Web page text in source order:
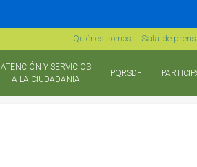
Quiénes somos Sala de
ATENCIÓN Y SERVICIOS
A LA CIUDADANÍA
PQRSDF